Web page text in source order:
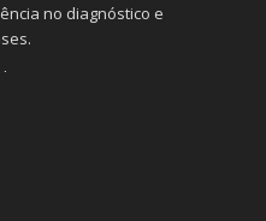
no diagnóstico e
as pessoas que